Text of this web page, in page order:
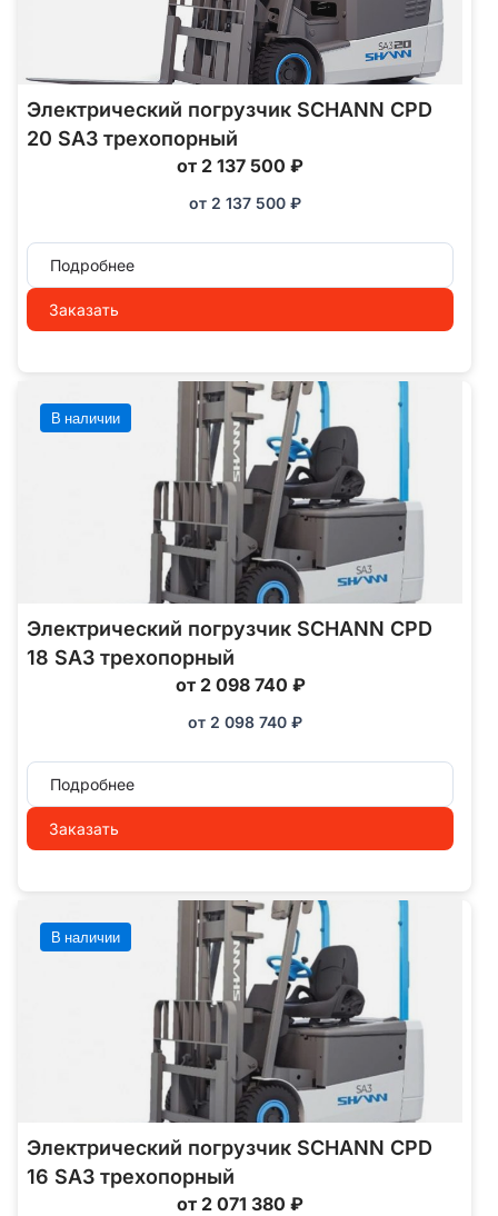
Электрический погрузчик SCHANN CPD
20 SA3 трехопорный
от 2 137 500 ₽
от 2 137 500 ₽
Подробнее
Заказать
В наличии
Электрический погрузчик SCHANN CPD
18 SA3 трехопорный
от 2 098 740 ₽
от 2 098 740 ₽
Подробнее
Заказать
В наличии
Электрический погрузчик SCHANN CPD
16 SA3 трехопорный
от 2 071 380 ₽